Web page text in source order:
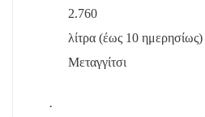
2.760
λίτρα (έως 10
Μεταγγίτσι
·